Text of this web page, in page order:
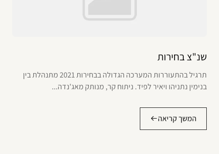
שנ"צ בחירות
תרגיל בהתעוררות המערכה הגדולה בבחירות 2021 מתנהלת בין
בנימין נתניהו ויאיר לפיד. ניתוח קר, מנותק מאג'נדה...
המשך קריאה